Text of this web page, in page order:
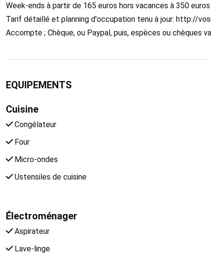
Week-ends à partir de 165 euros hors vacances à 350
Tarif détaillé et planning d'occupation tenu à jour: http://
Accompte ; Chèque, ou Paypal, puis, espèces ou chèques
EQUIPEMENTS
Cuisine
Congélateur
Four
Micro-ondes
Ustensiles de cuisine
Électroménager
Aspirateur
Lave-linge